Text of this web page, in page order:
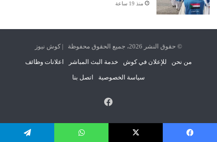
منذ 19 ساعة
© حقوق النشر 2026، جميع الحقوق محفوظة | كوش نيوز
من نحن للإعلان في كوش خدمة البث المباشر اعلانات وظائف
سياسة الخصوصية اتصل بنا